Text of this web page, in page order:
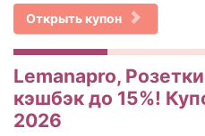
Открыть купон
Lemanapro,
кэшбэк до 15%!
2026